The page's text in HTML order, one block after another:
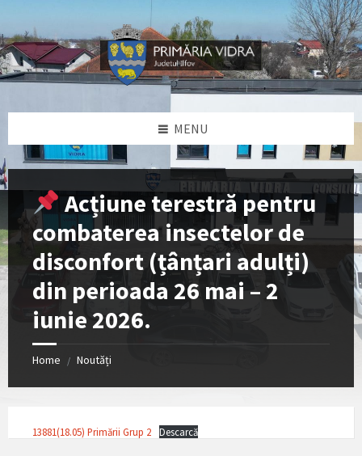
content
left
sidebar
right
sidebar
footer
MENU
Acțiune terestră pentru
combaterea insectelor de
disconfort (țânțari adulți)
din perioada 26 mai – 2
iunie 2026.
Home / Noutăți
13881(18.05) Primării Grup 2 Descarcă